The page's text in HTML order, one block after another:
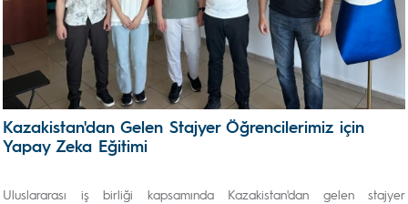
Kazakistan'dan Gelen Stajyer Öğrencilerimiz için
Yapay Zeka Eğitimi
Uluslararası iş birliği kapsamında Kazakistan'dan gelen stajyer